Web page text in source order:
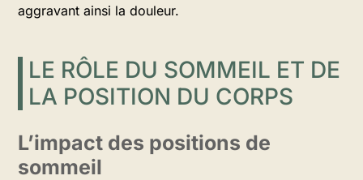
aggravant ainsi la douleur.
LE RÔLE DU SOMMEIL ET DE
LA POSITION DU CORPS
L’impact des positions de
sommeil